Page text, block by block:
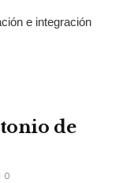
e integración
de
0